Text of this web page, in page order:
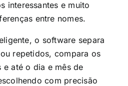
interessantes e muito
entre nomes.
o software separa
repetidos, compara os
e até o dia e mês de
com precisão